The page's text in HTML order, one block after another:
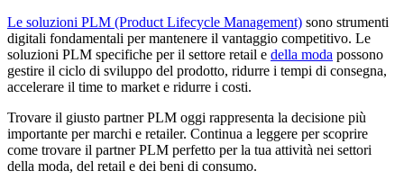
Le soluzioni PLM (Product Lifecycle Management) sono strumenti
digitali fondamentali per mantenere il vantaggio competitivo. Le
soluzioni PLM specifiche per il settore retail e della moda possono
gestire il ciclo di sviluppo del prodotto, ridurre i tempi di consegna,
accelerare il time to market e ridurre i costi.
Trovare il giusto partner PLM oggi rappresenta la decisione più
importante per marchi e retailer. Continua a leggere per scoprire
come trovare il partner PLM perfetto per la tua attività nei settori
della moda, del retail e dei beni di consumo.